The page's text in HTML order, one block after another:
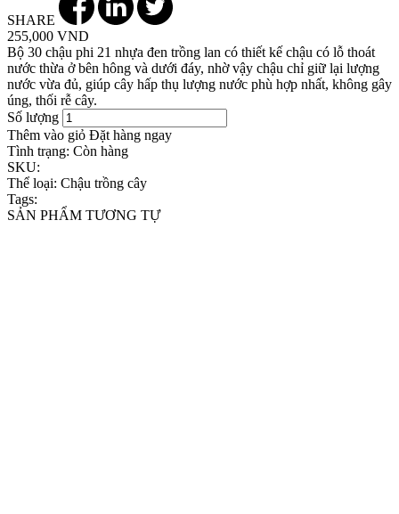
SHARE
255,000 VND
Bộ 30 chậu phi 21 nhựa đen trồng lan có thiết kế chậu có lỗ thoát
nước thừa ở bên hông và dưới đáy, nhờ vậy chậu chỉ giữ lại lượng
nước vừa đủ, giúp cây hấp thụ lượng nước phù hợp nhất, không gây
úng, thối rễ cây.
Số lượng
Thêm vào giỏ Đặt hàng ngay
Tình trạng: Còn hàng
SKU:
Thể loại: Chậu trồng cây
Tags:
SẢN PHẨM TƯƠNG TỰ